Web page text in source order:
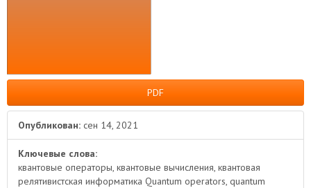
PDF
Опубликован: сен 14, 2021
Ключевые слова:
квантовые операторы, квантовые вычисления, квантовая
релятивистская информатика Quantum operators, quantum